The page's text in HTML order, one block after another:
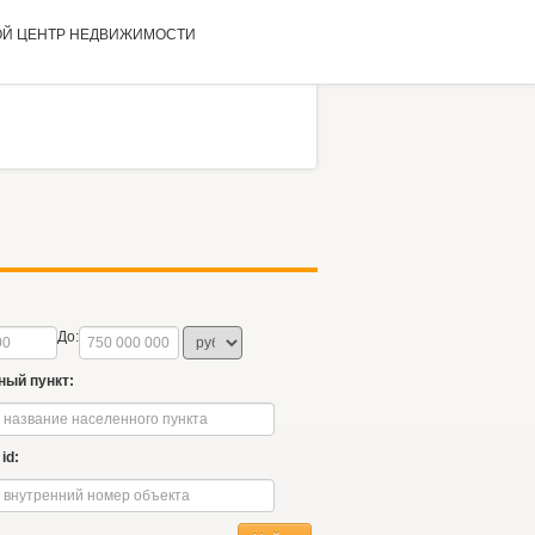
ЦЕНТР НЕДВИЖИМОСТИ
До:
пункт:
id: